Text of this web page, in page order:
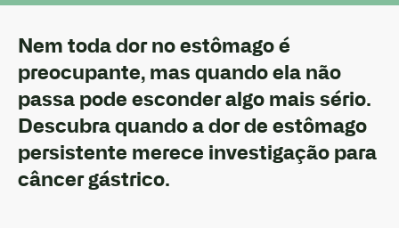
Nem toda dor no estômago é
preocupante, mas quando ela não
passa pode esconder algo mais sério.
Descubra quando a dor de estômago
persistente merece investigação para
câncer gástrico.